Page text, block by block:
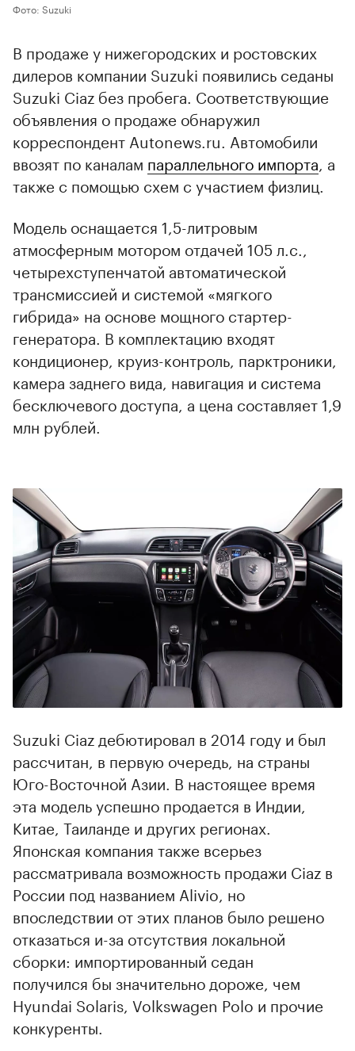
Фото: Suzuki
В продаже у нижегородских и ростовских
дилеров компании Suzuki появились седаны
Suzuki Ciaz без пробега. Соответствующие
объявления о продаже обнаружил
корреспондент Autonews.ru. Автомобили
ввозят по каналам параллельного импорта, а
также с помощью схем с участием физлиц.
Модель оснащается 1,5-литровым
атмосферным мотором отдачей 105 л.с.,
четырехступенчатой автоматической
трансмиссией и системой «мягкого
гибрида» на основе мощного стартер-
генератора. В комплектацию входят
кондиционер, круиз-контроль, парктроники,
камера заднего вида, навигация и система
бесключевого доступа, а цена составляет 1,9
млн рублей.
00:00
Suzuki Ciaz дебютировал в 2014 году и был
рассчитан, в первую очередь, на страны
Юго-Восточной Азии. В настоящее время
эта модель успешно продается в Индии,
Китае, Таиланде и других регионах.
Японская компания также всерьез
рассматривала возможность продажи Ciaz в
России под названием Alivio, но
впоследствии от этих планов было решено
отказаться и-за отсутствия локальной
сборки: импортированный седан
получился бы значительно дороже, чем
Hyundai Solaris, Volkswagen Polo и прочие
конкуренты.